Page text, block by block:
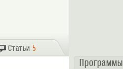
Статьи 5
Программы